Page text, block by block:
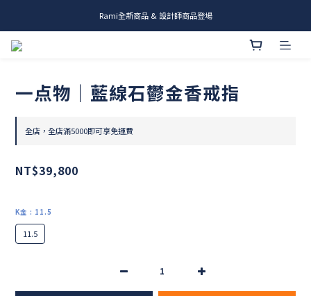
me.ie & A-Y2 新發售
Rami全新商品 & 設計師商品登場
一点物｜藍線石鬱金香戒指
全店，全店滿5000即可享免運費
NT$39,800
K金 : 11.5
11.5